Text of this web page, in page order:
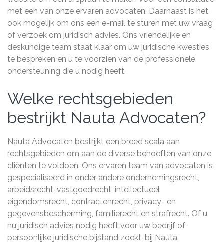
met een van onze ervaren advocaten. Daarnaast is het
ook mogelijk om ons een e-mail te sturen met uw vraag
of verzoek om juridisch advies. Ons vriendelijke en
deskundige team staat klaar om uw juridische kwesties
te bespreken en u te voorzien van de professionele
ondersteuning die u nodig heeft.
Welke rechtsgebieden
bestrijkt Nauta Advocaten?
Nauta Advocaten bestrijkt een breed scala aan
rechtsgebieden om aan de diverse behoeften van onze
cliënten te voldoen. Ons ervaren team van advocaten is
gespecialiseerd in onder andere ondernemingsrecht,
arbeidsrecht, vastgoedrecht, intellectueel
eigendomsrecht, contractenrecht, privacy- en
gegevensbescherming, familierecht en strafrecht. Of u
nu juridisch advies nodig heeft voor uw bedrijf of
persoonlijke juridische bijstand zoekt, bij Nauta